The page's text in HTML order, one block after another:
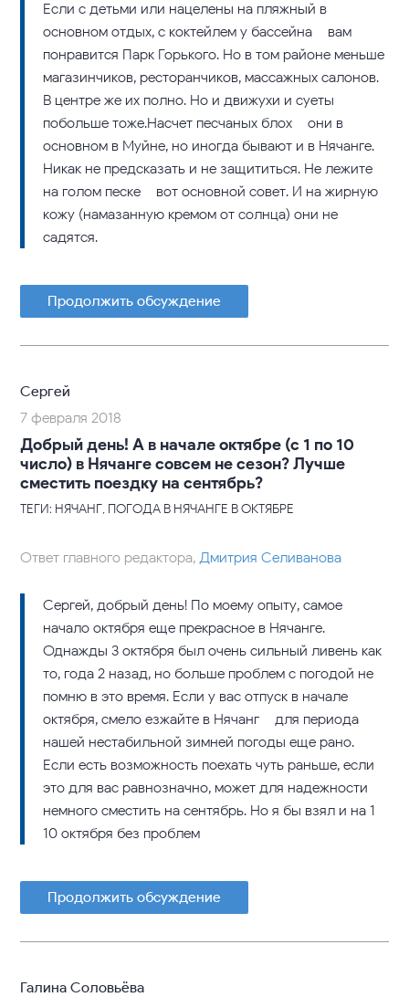
Если с детьми или нацелены на пляжный в
основном отдых, с коктейлем у бассейна – вам
понравится Парк Горького. Но в том районе меньше
магазинчиков, ресторанчиков, массажных салонов.
В центре же их полно. Но и движухи и суеты
побольше тоже.Насчет песчаных блох – они в
основном в Муйне, но иногда бывают и в Нячанге.
Никак не предсказать и не защититься. Не лежите
на голом песке – вот основной совет. И на жирную
кожу (намазанную кремом от солнца) они не
садятся.
Продолжить обсуждение
Сергей
7 февраля 2018
Добрый день! А в начале октябре (с 1 по 10
число) в Нячанге совсем не сезон? Лучше
сместить поездку на сентябрь?
ТЕГИ: НЯЧАНГ, ПОГОДА В НЯЧАНГЕ В ОКТЯБРЕ
Ответ главного редактора,Дмитрия Селиванова
Сергей, добрый день! По моему опыту, самое
начало октября еще прекрасное в Нячанге.
Однажды 3 октября был очень сильный ливень как-
то, года 2 назад, но больше проблем с погодой не
помню в это время. Если у вас отпуск в начале
октября, смело езжайте в Нячанг – для периода
нашей нестабильной зимней погоды еще рано.
Если есть возможность поехать чуть раньше, если
это для вас равнозначно, может для надежности
немного сместить на сентябрь. Но я бы взял и на 1-
10 октября без проблем
Продолжить обсуждение
Галина Соловьёва